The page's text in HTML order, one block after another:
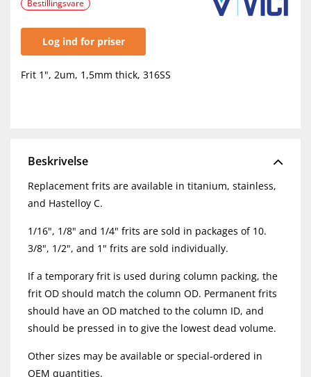
Bestillingsvare
Log ind for priser
Frit 1", 2um, 1,5mm thick, 316SS
Beskrivelse
Replacement frits are available in titanium, stainless,
and Hastelloy C.
1/16", 1/8" and 1/4" frits are sold in packages of 10.
3/8", 1/2", and 1" frits are sold individually.
If a temporary frit is used during column packing, the
frit OD should match the column OD. Permanent frits
should have an OD matched to the column ID, and
should be pressed in to give the lowest dead volume.
Other sizes may be available or special-ordered in
OEM quantities.